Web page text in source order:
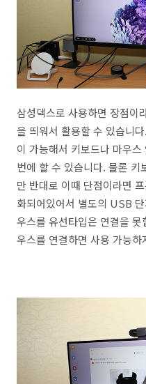
삼성덱스로 사용하면 장점이
을 띄워서 활용할 수 있습니
이 가능해서 키보드나 마우
번에 할 수 있습니다. 물론 키
만 반대로 이때 단점이라면
화되어있어서 별도의 USB
우스를 유선타입은 연결을
우스를 연결하면 사용 가능하